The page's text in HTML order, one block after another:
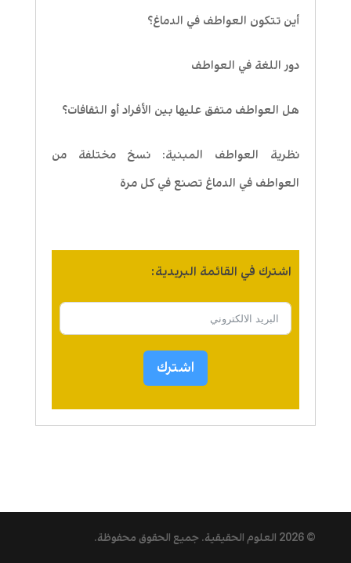
أين تتكون العواطف في الدماغ؟
دور اللغة في العواطف
هل العواطف متفق عليها بين الأفراد أو الثقافات؟
نظرية العواطف المبنية: نسخ مختلفة من
العواطف في الدماغ تصنع في كل مرة
اشترك في القائمة البريدية:
اشترك
© 2026 العلوم الحقيقية. جميع الحقوق محفوظة.